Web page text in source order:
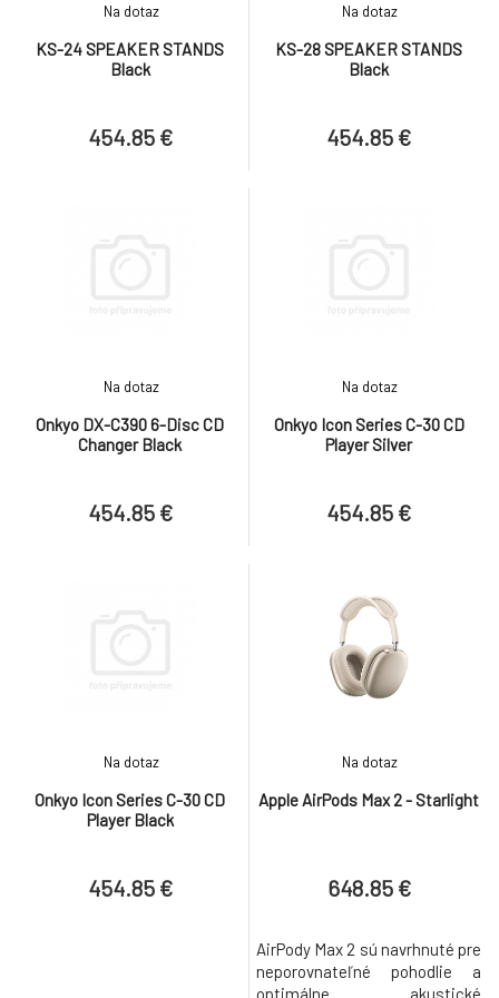
ZADARMO
1 577.36 €
KS-24 SPEAKER STANDS
Black
Na dotaz
454.85 €
KS-28 SPEAKER STANDS
Black
Na dotaz
454.85 €
Onkyo DX-C390 6-Disc CD
Changer Black
Na dotaz
454.85 €
Onkyo Icon Series C-30 CD
Player Silver
Na dotaz
454.85 €
Onkyo Icon Series C-30 CD
Player Black
Na dotaz
454.85 €
Apple AirPods Max 2 - Starlight
Na dotaz
648.85 €
AirPody Max 2 sú navrhnuté pre
neporovnateľné pohodlie a
optimálne akustické